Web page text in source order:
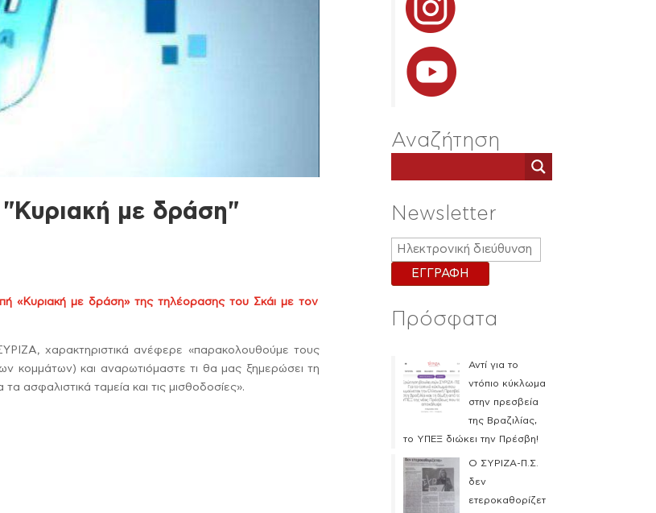
με δράση"
«Κυριακή με δράση» της τηλέορασης του Σκάι με τον
χαρακτηριστικά ανέφερε «παρακολουθούμε τους
κομμάτων) και αναρωτιόμαστε τι θα μας ξημερώσει τη
ασφαλιστικά ταμεία και τις μισθοδοσίες».
Αναζήτηση
Newsletter
Πρόσφατα
Αντί για το
ντόπιο κύκλωμα
στην πρεσβεία
της Βραζιλίας,
το ΥΠΕΞ διώκει την Πρέσβη!
Ο ΣΥΡΙΖΑ-Π.Σ.
δεν
ετεροκαθορίζετ